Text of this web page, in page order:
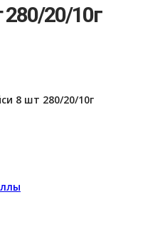
20/10г
8 шт 280/20/10г